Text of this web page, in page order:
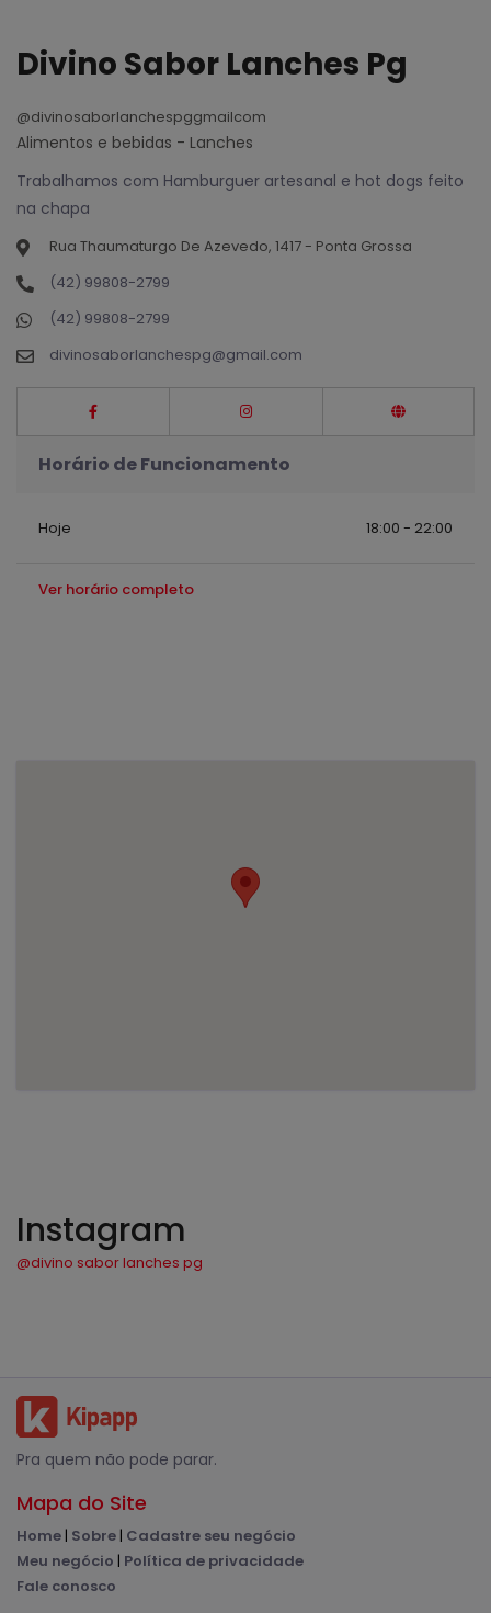
Divino Sabor Lanches Pg
@divinosaborlanchespggmailcom
Alimentos e bebidas - Lanches
Trabalhamos com Hamburguer artesanal e hot dogs feito
na chapa
Rua Thaumaturgo De Azevedo, 1417 - Ponta Grossa
(42) 99808-2799
(42) 99808-2799
divinosaborlanchespg@gmail.com
Horário de Funcionamento
Hoje 18:00 - 22:00
Ver horário completo
Instagram
@divino sabor lanches pg
Pra quem não pode parar.
Mapa do Site
Home| Sobre| Cadastre seu negócio
Meu negócio | Política de privacidade
Fale conosco